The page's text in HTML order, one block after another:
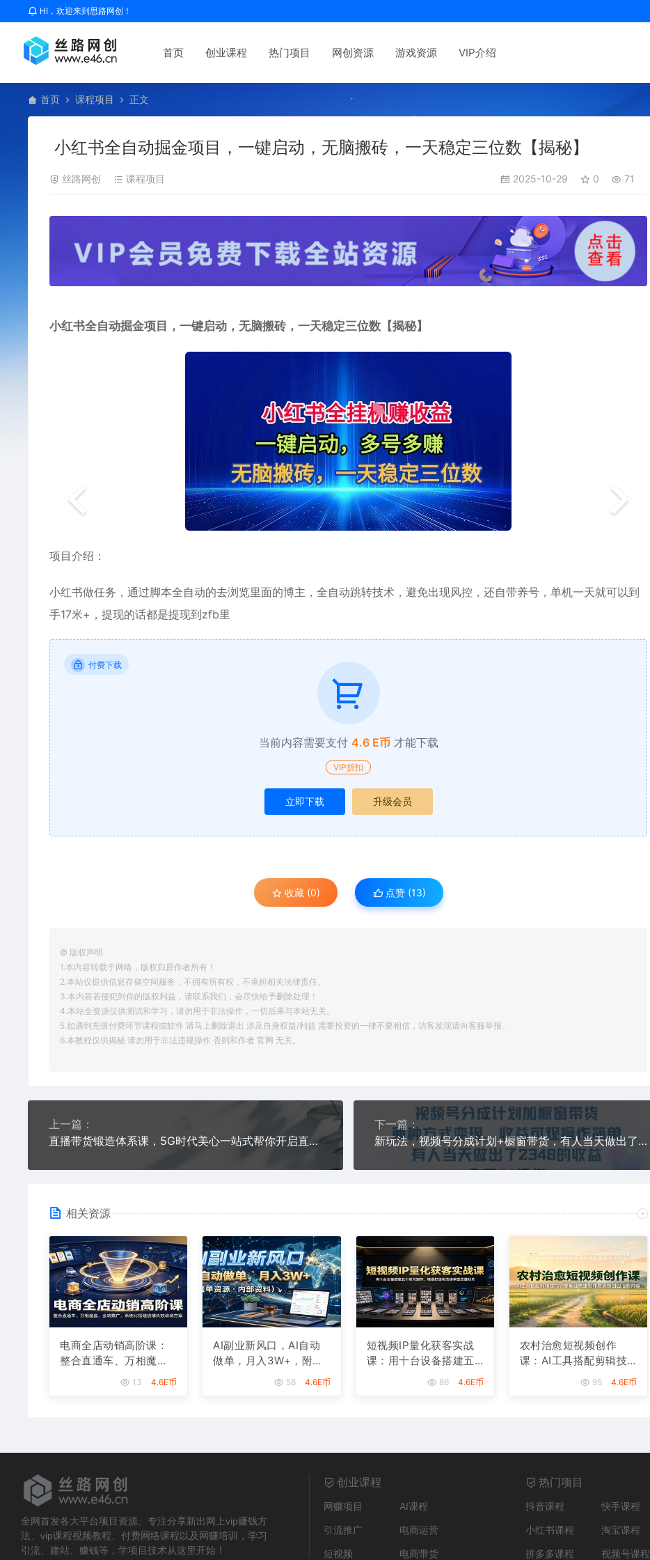
HI，欢迎来到思路网创！
首页 创业课程 热门项目 网创资源 游戏资源 VIP介绍
首页 课程项目 正文
小红书全自动掘金项目，一键启动，无脑搬砖，一天稳定三位数【揭秘】
丝路网创 课程项目 2025-10-29 0 71
小红书全自动掘金项目，一键启动，无脑搬砖，一天稳定三位数【揭秘】
项目介绍：
小红书做任务，通过脚本全自动的去浏览里面的博主，全自动跳转技术，避免出现风控，还自带养号，单机一天就可以到
手17米+，提现的话都是提现到zfb里
付费下载
当前内容需要支付 4.6 E币 才能下载
VIP折扣
立即下载 升级会员
收藏 (0) 点赞 (13)
© 版权声明
1.本内容转载于网络，版权归原作者所有！
2.本站仅提供信息存储空间服务，不拥有所有权，不承担相关法律责任。
3.本内容若侵犯到你的版权利益，请联系我们，会尽快给予删除处理！
4.本站全资源仅供测试和学习，请勿用于非法操作，一切后果与本站无关。
5.如遇到充值付费环节课程或软件 请马上删除退出 涉及自身权益/利益 需要投资的一律不要相信，访客发现请向客服举报。
6.本教程仅供揭秘 请勿用于非法违规操作 否则和作者 官网 无关。
上一篇：
直播带货锻造体系课，5G时代美心一站式帮你开启直播带货之路【音频】
下一篇：
新玩法，视频号分成计划+橱窗带货，有人当天做出了2348的收益
相关资源
电商全店动销高阶课：
整合直通车、万相魔
盒、全站推广，系统化
13 4.6E币
AI副业新风口，AI自动
做单，月入3W+，附接
58 4.6E币
短视频IP量化获客实战
课：用十台设备搭建五
十账号矩阵，精准打造
86 4.6E币
农村治愈短视频创作
课：AI工具搭配剪辑技
巧，零基础快速制作高
95 4.6E币
全网首发各大平台项目资源、专注分享新出网上vip赚钱方
法、vip课程视频教程、付费网络课程以及网赚培训，学习
引流、建站、赚钱等，学项目技术从这里开始！
创业课程
网赚项目
AI课程
引流推广
电商运营
短视频
电商带货
热门项目
抖音课程
快手课程
小红书课程
淘宝课程
拼多多课程
视频号课程